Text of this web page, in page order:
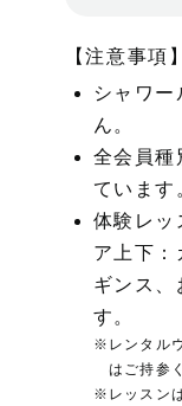
【注意事項】
シャワ
ん。
全会員種
ています
体験レッ
ア上下：
ギンス、
す。
※ レンタル
はご持参
※ レッスン